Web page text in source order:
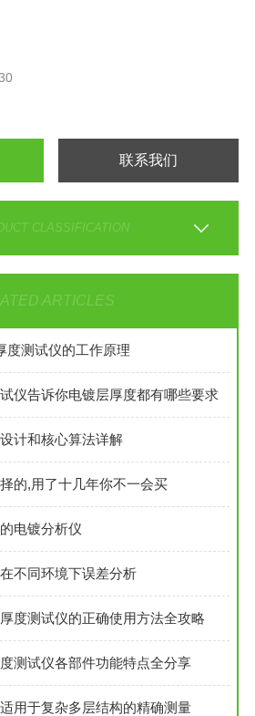
联系我们
CLASSIFICATION
ARTICLES
度测试仪的工作原理
仪告诉你电镀层厚度都有哪些要求
计和核心算法详解
的,用了十几年你不一会买
电镀分析仪
不同环境下误差分析
度测试仪的正确使用方法全攻略
测试仪各部件功能特点全分享
用于复杂多层结构的精确测量